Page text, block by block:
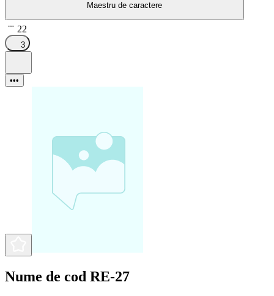
Maestru de caractere
22
3
•••
Nume de cod RE-27